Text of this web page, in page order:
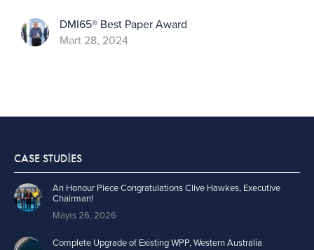
DMI65® Best Paper Award
Mart 28, 2024
CASE STUDIES
An Honour Piece Congratulations Clive Hawkes, Executive
Chairman!
Mayıs 26, 2026
Complete Upgrade of Existing WPP, Western Australia